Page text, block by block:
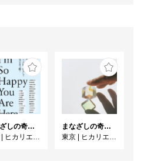
まなざしの奇跡 日本女性写真家の冒険
ヒカリエホール
まなざしの奇跡 日本女性写真家の冒険
東京
ヒカリエホール